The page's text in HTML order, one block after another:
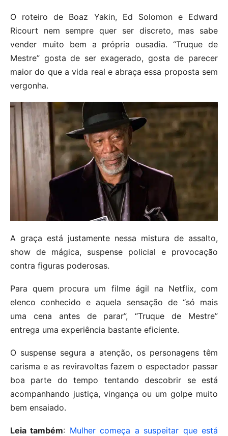
O roteiro de Boaz Yakin, Ed Solomon e Edward
Ricourt nem sempre quer ser discreto, mas sabe
vender muito bem a própria ousadia. “Truque de
Mestre” gosta de ser exagerado, gosta de parecer
maior do que a vida real e abraça essa proposta sem
vergonha.
A graça está justamente nessa mistura de assalto,
show de mágica, suspense policial e provocação
contra figuras poderosas.
Para quem procura um filme ágil na Netflix, com
elenco conhecido e aquela sensação de “só mais
uma cena antes de parar”, “Truque de Mestre”
entrega uma experiência bastante eficiente.
O suspense segura a atenção, os personagens têm
carisma e as reviravoltas fazem o espectador passar
boa parte do tempo tentando descobrir se está
acompanhando justiça, vingança ou um golpe muito
bem ensaiado.
Leia também: Mulher começa a suspeitar que está